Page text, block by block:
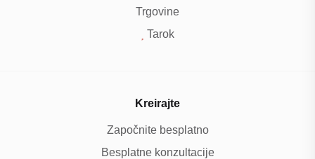
Trgovine
Tarok
Kreirajte
Započnite besplatno
Besplatne konzultacije